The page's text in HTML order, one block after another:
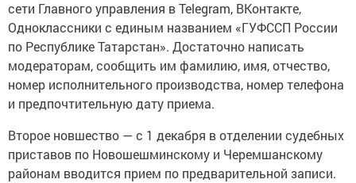
сети Главного управления в Telegram, ВКонтакте,
Одноклассники с единым названием «ГУФССП России
по Республике Татарстан». Достаточно написать
модераторам, сообщить им фамилию, имя, отчество,
номер исполнительного производства, номер телефона
и предпочтительную дату приема.
Второе новшество — с 1 декабря в отделении судебных
приставов по Новошешминскому и Черемшанскому
районам вводится прием по предварительной записи.